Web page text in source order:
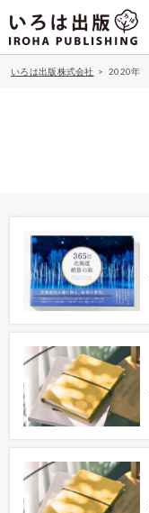
いろは出版株式会社 > 2020年